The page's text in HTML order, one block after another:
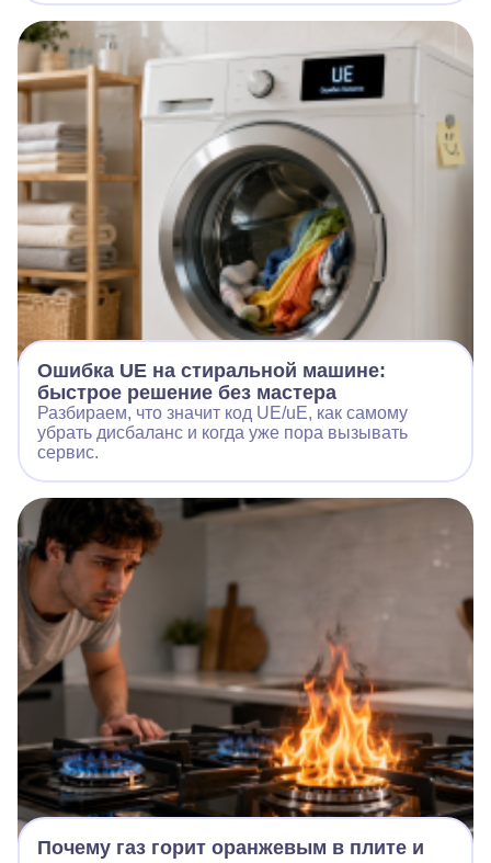
Ошибка UE на стиральной машине:
быстрое решение без мастера
Разбираем, что значит код UE/uE, как самому
убрать дисбаланс и когда уже пора вызывать
сервис.
Почему газ горит оранжевым в плите и